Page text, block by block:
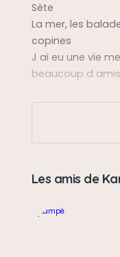
Sète
La mer, les
copines
J ai eu une vie
beaucoup d amis
Au bord de
baigner
Sa bêtise
Les amis de